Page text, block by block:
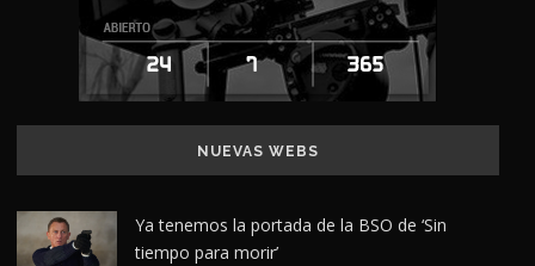
NUEVAS WEBS
Ya tenemos la portada de la BSO de ‘Sin
tiempo para morir’